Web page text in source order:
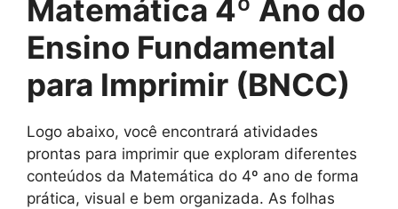
Matemática 4º Ano do
Ensino Fundamental
para Imprimir (BNCC)
Logo abaixo, você encontrará atividades
prontas para imprimir que exploram diferentes
conteúdos da Matemática do 4º ano de forma
prática, visual e bem organizada. As folhas